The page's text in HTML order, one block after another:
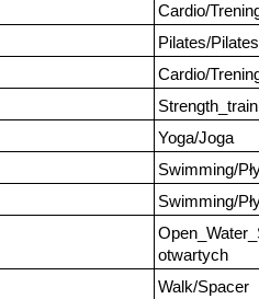
Cardio/
Pilates/Pilates
Cardio/
Yoga/Joga
Swimming/
Swimming/
otwartych
Walk/Spacer